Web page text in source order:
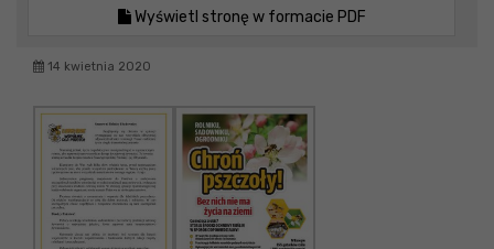
Wyświetl stronę w formacie PDF
14 kwietnia 2020